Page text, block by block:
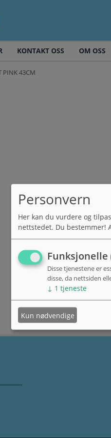
KONTAKT OSS OM OSS
PINK 43CM
Personvern
Her kan du vurdere og
nettstedet. Du bestemmer!
Funksjonelle
Disse tjenestene er
disse, da nettsiden
↓ 1 tjeneste
Kun nødvendige